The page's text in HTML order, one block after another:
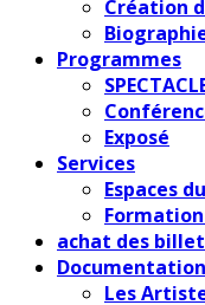
Création
Programmes
Exposé
Services
Espaces
achat des
Les